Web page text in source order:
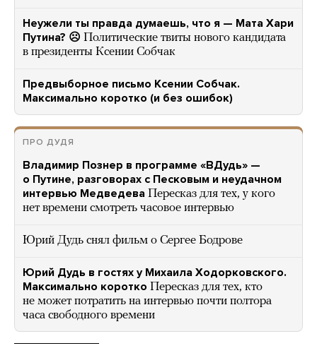
Неужели ты правда думаешь, что я — Мата Хари
Путина? ☹️ Политические твиты нового кандидата
в президенты Ксении Собчак
Предвыборное письмо Ксении Собчак.
Максимально коротко (и без ошибок)
ПРО ДУДЯ
Владимир Познер в программе «ВДудь» —
о Путине, разговорах с Песковым и неудачном
интервью Медведева Пересказ для тех, у кого
нет времени смотреть часовое интервью
Юрий Дудь снял фильм о Сергее Бодрове
Юрий Дудь в гостях у Михаила Ходорковского.
Максимально коротко Пересказ для тех, кто
не может потратить на интервью почти полтора
часа свободного времени